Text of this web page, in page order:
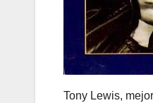
Tony Lewis,